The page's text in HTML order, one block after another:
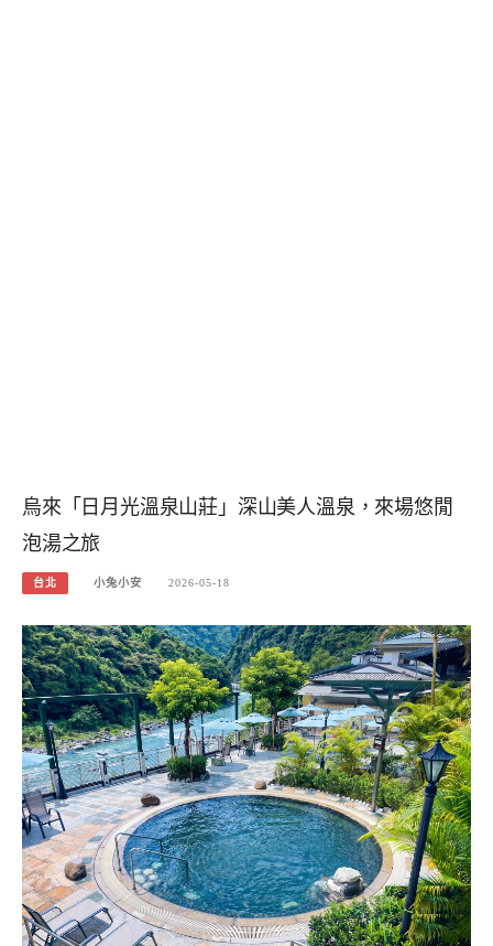
烏來「日月光溫泉山莊」深山美人溫泉，來場悠閒
泡湯之旅
台北 小兔小安 2026-05-18